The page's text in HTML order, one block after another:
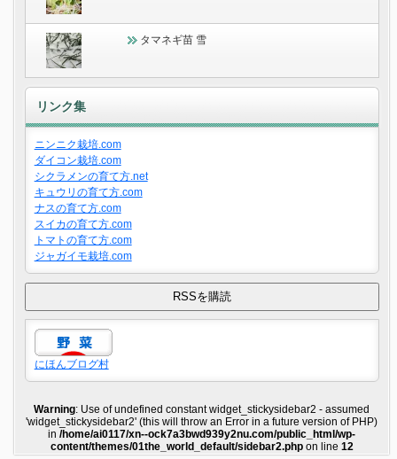
タマネギ苗 雪
リンク集
ニンニク栽培.com
ダイコン栽培.com
シクラメンの育て方.net
キュウリの育て方.com
ナスの育て方.com
スイカの育て方.com
トマトの育て方.com
ジャガイモ栽培.com
にほんブログ村
Warning: Use of undefined constant widget_stickysidebar2 - assumed
'widget_stickysidebar2' (this will throw an Error in a future version of PHP)
in/home/ai0117/xn--ock7a3bwd939y2nu.com/public_html/wp-
content/themes/01the_world_default/sidebar2.phpon line 12